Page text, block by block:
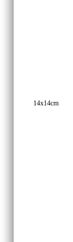
14x14cm